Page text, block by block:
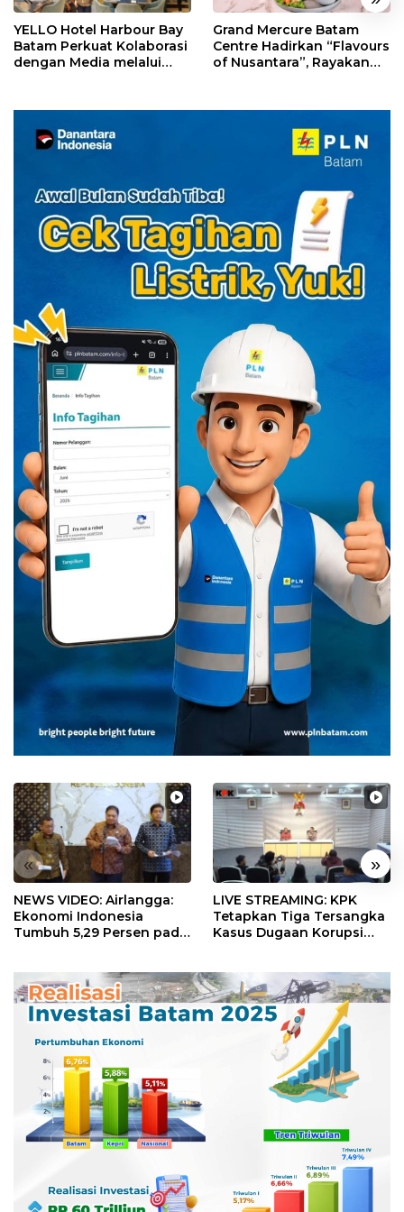
YELLO Hotel Harbour Bay
Batam Perkuat Kolaborasi
dengan Media melalui
Grand Mercure Batam
Centre Hadirkan “Flavours
of Nusantara”, Rayakan
« »
NEWS VIDEO: Airlangga:
Ekonomi Indonesia
Tumbuh 5,29 Persen pada
LIVE STREAMING: KPK
Tetapkan Tiga Tersangka
Kasus Dugaan Korupsi